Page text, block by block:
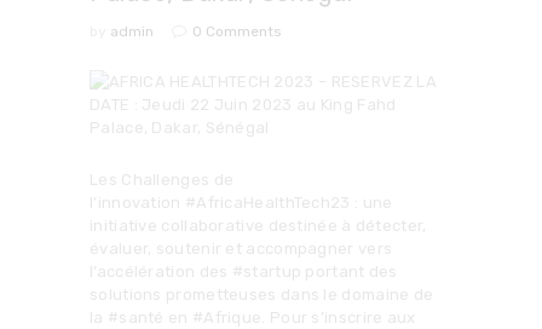
admin 0 Comments
Les Challenges de
l’innovation #AfricaHealthTech23 : une
initiative collaborative destinée à détecter,
évaluer, soutenir et accompagner vers
l’accélération des #startup portant des
solutions prometteuses dans le domaine de
la #santé en #Afrique. Pour s’inscrire aux